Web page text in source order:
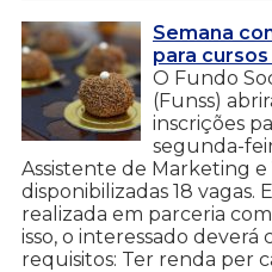
Semana
para
O Fundo
(Funss)
inscrições
segunda-
Assistente de Marketing e
disponibilizadas 18 vagas.
realizada em parceria
isso, o interessado
requisitos: Ter renda per